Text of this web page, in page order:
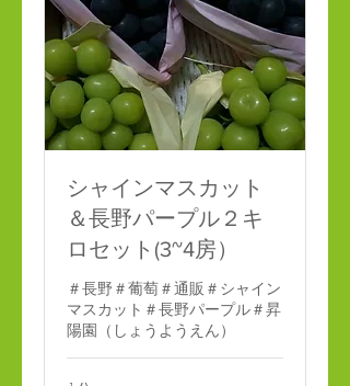
シャインマスカット
＆長野パープル２キ
ロセット(3~4房）
＃長野＃葡萄＃通販＃シャイン
マスカット＃長野パープル＃昇
陽園（しょうようえん）